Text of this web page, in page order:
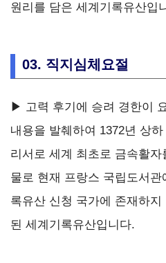
원리를 담은 세계기록유산입
03. 직지심체요절
▶ 고력 후기에 승려 경한이
내용을 발췌하여 1372년 상
리서로 세계 최초로 금속활
물로 현재 프랑스 국립도서
록유산 신청 국가에 존재하
된 세계기록유산입니다.